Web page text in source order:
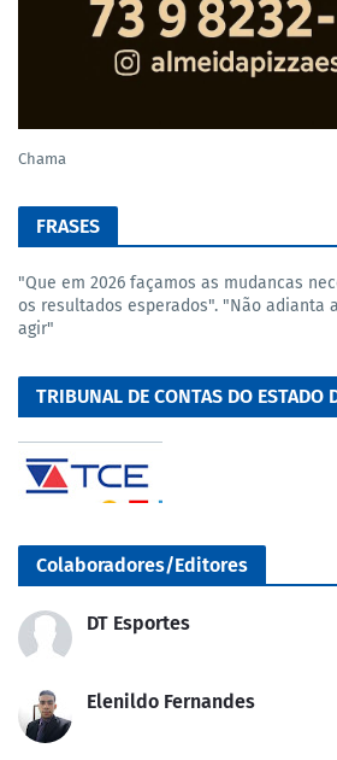
Chama
FRASES
"Que em 2026 façamos as mudancas
os resultados esperados". "Não adianta
agir"
TRIBUNAL DE CONTAS DO ESTADO
Colaboradores/Editores
DT Esportes
Elenildo Fernandes